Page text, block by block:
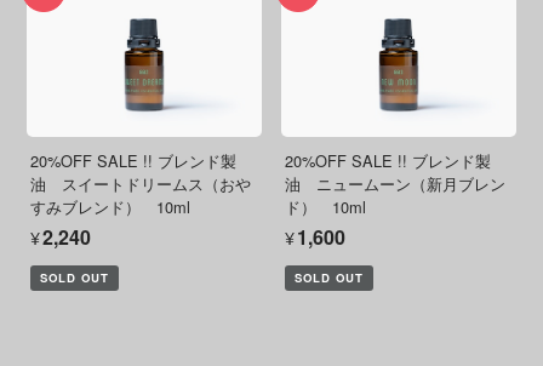
20%OFF SALE !! ブレンド製
油 スイートドリームス（おや
すみブレンド） 10ml
¥2,240
SOLD OUT
20%OFF SALE !! ブレンド製
油 ニュームーン（新月ブレン
ド） 10ml
¥1,600
SOLD OUT